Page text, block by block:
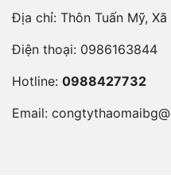
Địa chỉ: Thôn Tuấn Mỹ,
Điện thoại: 0986163844
Hotline: 0988427732
Email: